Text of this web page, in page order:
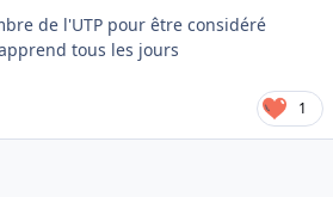
de l'UTP pour être considéré
tous les jours
1